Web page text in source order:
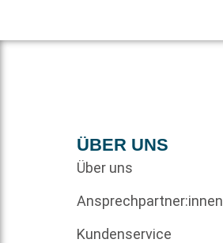
ÜBER UNS
Über uns
Ansprechpartner:innen
Kundenservice